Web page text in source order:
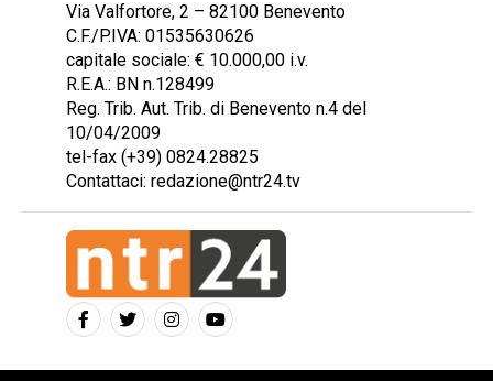
Via Valfortore, 2 – 82100 Benevento
C.F./P.IVA: 01535630626
capitale sociale: € 10.000,00 i.v.
R.E.A.: BN n.128499
Reg. Trib. Aut. Trib. di Benevento n.4 del
10/04/2009
tel-fax (+39) 0824.28825
Contattaci: redazione@ntr24.tv